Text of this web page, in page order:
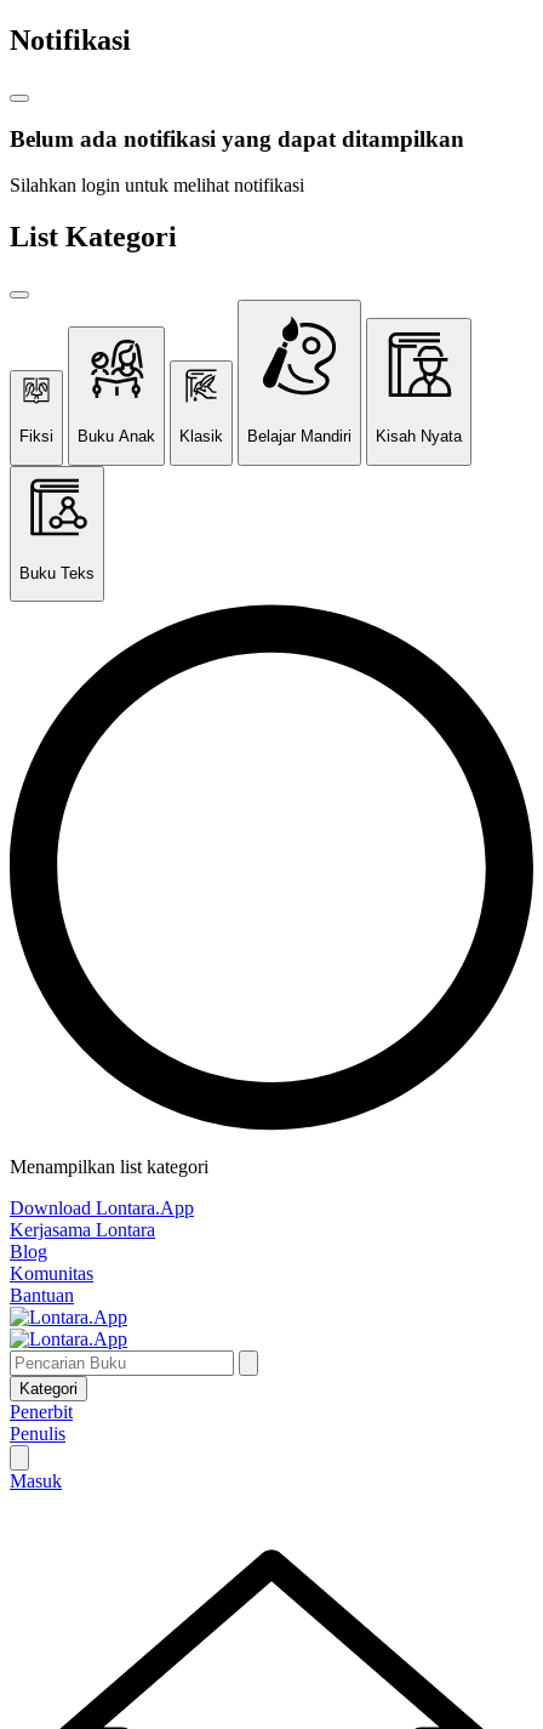
Notifikasi
Belum ada notifikasi yang dapat ditampilkan
Silahkan login untuk melihat notifikasi
List Kategori
Fiksi Buku Anak Klasik Belajar Mandiri Kisah Nyata
Buku Teks
Menampilkan list kategori
Download Lontara.App
Kerjasama Lontara
Blog
Komunitas
Bantuan
Kategori
Penerbit
Penulis
Masuk